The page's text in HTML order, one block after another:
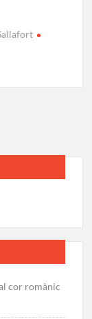
cor romànic